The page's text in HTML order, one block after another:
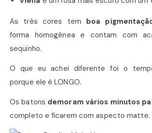
As três cores tem boa
forma homogênea e contam com
sequinho.
O que eu achei diferente foi o
porque ele é LONGO.
Os batons demoram vários minutos
completo e ficarem com aspecto matte.